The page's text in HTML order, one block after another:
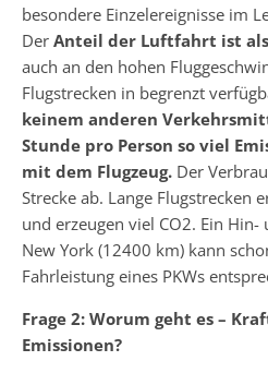
besondere Einzelereignisse im
Der Anteil der Luftfahrt ist
auch an den hohen
Flugstrecken in begrenzt
keinem anderen
Stunde pro Person so viel
mit dem Flugzeug. Der
Strecke ab. Lange Flugstrecken
und erzeugen viel CO2. Ein
New York (12400 km) kann
Fahrleistung eines PKWs
Frage 2: Worum geht es –
Emissionen?